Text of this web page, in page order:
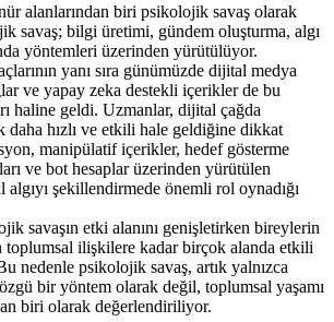
alanlarından biri psikolojik savaş olarak
savaş; bilgi üretimi, gündem oluşturma, algı
yöntemleri üzerinden yürütülüyor.
yanı sıra günümüzde dijital medya
ve yapay zeka destekli içerikler de bu
haline geldi. Uzmanlar, dijital çağda
daha hızlı ve etkili hale geldiğine dikkat
manipülatif içerikler, hedef gösterme
ve bot hesaplar üzerinden yürütülen
şekillendirmede önemli rol oynadığı
savaşın etki alanını genişletirken bireylerin
toplumsal ilişkilere kadar birçok alanda etkili
nedenle psikolojik savaş, artık yalnızca
bir yöntem olarak değil, toplumsal yaşamı
biri olarak değerlendiriliyor.